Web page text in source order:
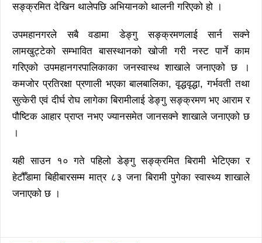
सङ्क्रमित देखिन थालेपछि अभियानको थालनी गरिएको हो ।
उपमहानगरले सबै वडामा डेङ्गु सङ्क्रमणलाई सार्न सक्ने
लामखुट्टेको सम्भावित बासस्थानको खोजी गरी नस्ट पार्ने काम
गरिएको उपमहानगरपालिकाका जनस्वास्थ शाखाले जनाएको छ ।
कमजोर प्रतिरक्षा प्रणाली भएका बालबालिका, वृद्धवृद्धा, गर्भवती तथा
सुत्केरी एवं दीर्घ रोघ लागेका बिरामीलाई डेङ्गु सङ्क्रमण भए आराम र
पौष्टिक आहार प्राप्त नभए ज्यानसमेत जानसक्ने शाखाले जनाएको छ
।
यही साउन १० गते पहिलो डेङ्गु सङ्क्रमित बिरामी भेटिएका र
हेटौँडामा बिहीबारसम्म मात्र ८३ जना बिरामी पुगेका स्वास्थ्य शाखाले
जनाएको छ ।